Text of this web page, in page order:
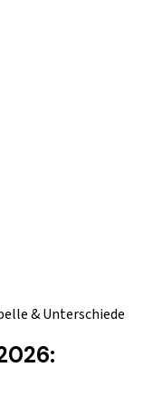
& Unterschiede